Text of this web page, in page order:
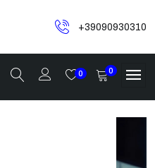
+39090930310
0 0